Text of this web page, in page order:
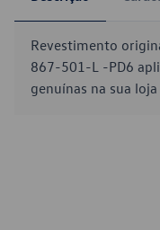
Revestimento
867-501-L -PD6
genuínas na sua